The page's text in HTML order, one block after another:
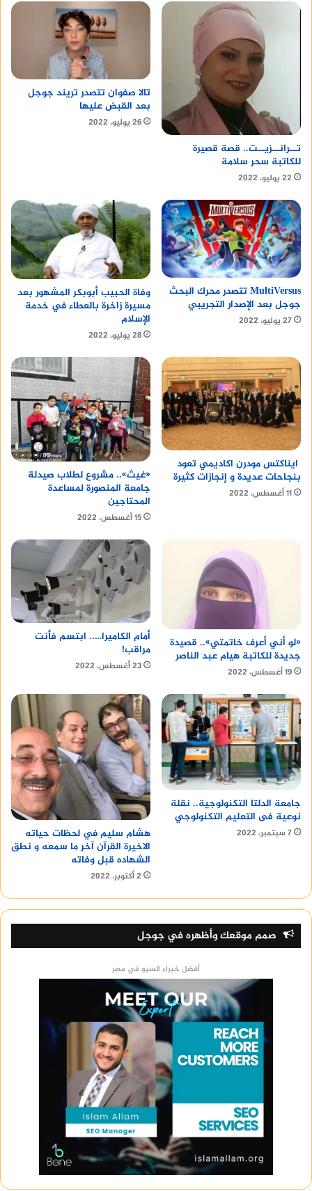
تــرانــزيــت.. قصة قصيرة
للكاتبة سحر سلامة
22 يوليو، 2022
تالا صفوان تتصدر تريند جوجل
بعد القبض عليها
26 يوليو، 2022
MultiVersus تتصدر محرك البحث
جوجل بعد الإصدار التجريبي
27 يوليو، 2022
وفاة الحبيب أبوبكر المشهور بعد
مسيرة زاخرة بالعطاء في خدمة
الإسلام
28 يوليو، 2022
ايناكتس مودرن اكاديمي تعود
بنجاحات عديدة و إنجازات كثيرة
11 أغسطس، 2022
«غيث».. مشروع لطلاب صيدلة
جامعة المنصورة لمساعدة
المحتاجين
15 أغسطس، 2022
«لو أني أعرف خاتمتي».. قصيدة
جديدة للكاتبة هيام عبد الناصر
19 أغسطس، 2022
أمام الكاميرا….. ابتسم فأنت
مراقب!
23 أغسطس، 2022
جامعة الدلتا التكنولوجية.. نقلة
نوعية فى التعليم التكنولوجي
7 سبتمبر، 2022
هشام سليم في لحظات حياته
الاخيرة القرآن آخر ما سمعه و نطق
الشهاده قبل وفاته
2 أكتوبر، 2022
صمم موقعك وأظهره في جوجل
أفضل خبراء السيو في مصر